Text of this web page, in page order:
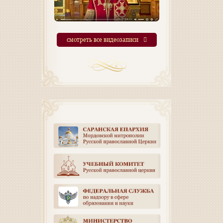
смотреть все видеозаписи